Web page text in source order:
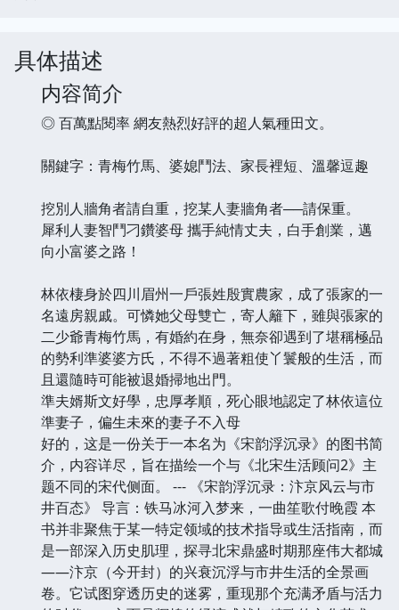
具体描述
内容简介
◎ 百萬點閱率 網友熱烈好評的超人氣種田文。
關鍵字：青梅竹馬、婆媳鬥法、家長裡短、溫馨逗趣
挖別人牆角者請自重，挖某人妻牆角者──請保重。
犀利人妻智鬥刁鑽婆母 攜手純情丈夫，白手創業，邁
向小富婆之路！
林依棲身於四川眉州一戶張姓殷實農家，成了張家的一
名遠房親戚。可憐她父母雙亡，寄人籬下，雖與張家的
二少爺青梅竹馬，有婚約在身，無奈卻遇到了堪稱極品
的勢利準婆婆方氏，不得不過著粗使丫鬟般的生活，而
且還隨時可能被退婚掃地出門。
準夫婿斯文好學，忠厚孝順，死心眼地認定了林依這位
準妻子，偏生未來的妻子不入母
好的，这是一份关于一本名为《宋韵浮沉录》的图书简
介，内容详尽，旨在描绘一个与《北宋生活顾问2》主
题不同的宋代侧面。 --- 《宋韵浮沉录：汴京风云与市
井百态》 导言：铁马冰河入梦来，一曲笙歌付晚霞 本
书并非聚焦于某一特定领域的技术指导或生活指南，而
是一部深入历史肌理，探寻北宋鼎盛时期那座伟大都城
——汴京（今开封）的兴衰沉浮与市井生活的全景画
卷。它试图穿透历史的迷雾，重现那个充满矛盾与活力